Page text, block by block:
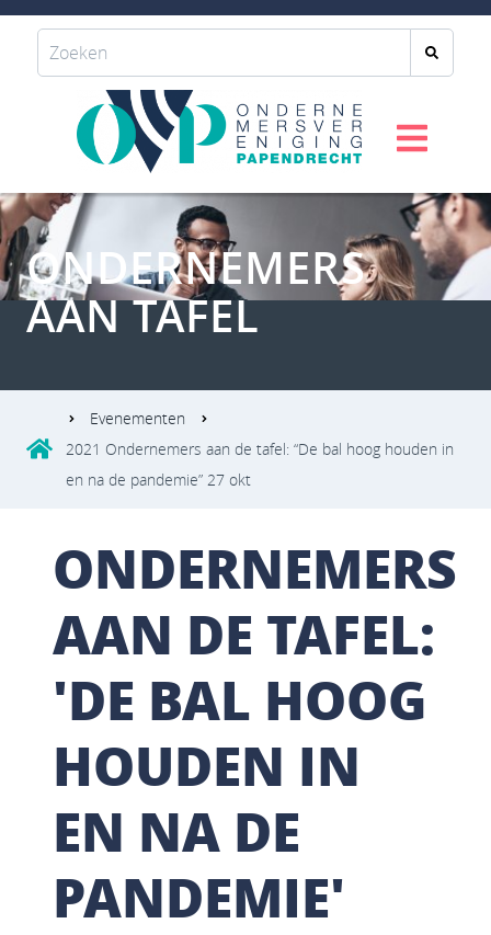
ONDERNEMERS
AAN TAFEL
Evenementen
2021 Ondernemers aan de tafel: “De bal hoog houden in
en na de pandemie” 27 okt
ONDERNEMERS
AAN DE TAFEL:
'DE BAL HOOG
HOUDEN IN
EN NA DE
PANDEMIE'